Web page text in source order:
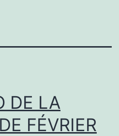
DE LA
FÉVRIER